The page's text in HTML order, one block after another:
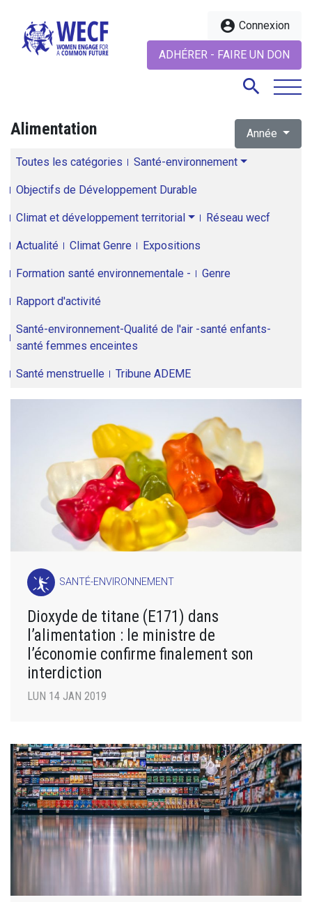
account_circle Connexion
ADHÉRER - FAIRE UN DON
search
Alimentation Année
Toutes les catégories Santé-environnement
Objectifs de Développement Durable
Climat et développement territorial Réseau wecf
Actualité Climat Genre Expositions
Formation santé environnementale - Genre
Rapport d'activité
Santé-environnement-Qualité de l'air -santé enfants-
santé femmes enceintes
Santé menstruelle Tribune ADEME
SANTÉ-ENVIRONNEMENT
Dioxyde de titane (E171) dans
l’alimentation : le ministre de
l’économie confirme finalement son
interdiction
LUN 14 JAN 2019